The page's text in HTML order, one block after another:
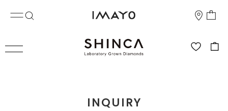
INQUIRY